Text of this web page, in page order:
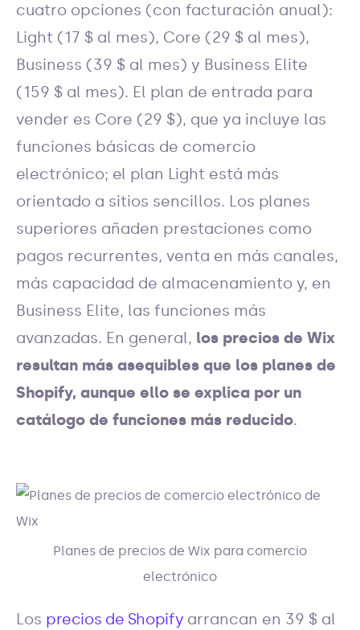
cuatro opciones (con facturación anual):
Light (17 $ al mes), Core (29 $ al mes),
Business (39 $ al mes) y Business Elite
(159 $ al mes). El plan de entrada para
vender es Core (29 $), que ya incluye las
funciones básicas de comercio
electrónico; el plan Light está más
orientado a sitios sencillos. Los planes
superiores añaden prestaciones como
pagos recurrentes, venta en más canales,
más capacidad de almacenamiento y, en
Business Elite, las funciones más
avanzadas. En general, los precios de Wix
resultan más asequibles que los planes de
Shopify, aunque ello se explica por un
catálogo de funciones más reducido.
Planes de precios de Wix para comercio
electrónico
Los precios de Shopify arrancan en 39 $ al